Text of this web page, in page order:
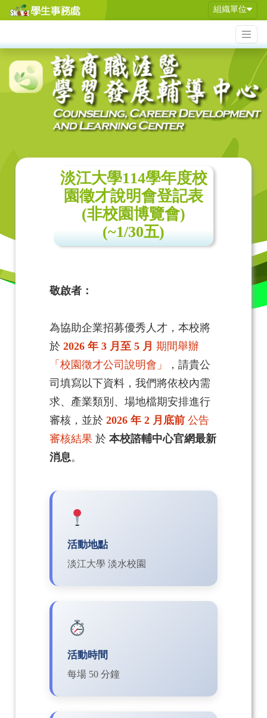
組織單位
淡江大學114學年度校
園徵才說明會登記表
(非校園博覽會)
(~1/30五)
敬啟者：
為協助企業招募優秀人才，本校將
於 2026 年 3 月至 5 月 期間舉辦
「校園徵才公司說明會」
，請貴公
司填寫以下資料，我們將依校內需
求、產業類別、場地檔期安排進行
審核，並於 2026 年 2 月底前公告
審核結果 於 本校諮輔中心官網最新
消息。
活動地點
淡江大學 淡水校園
活動時間
每場 50 分鐘